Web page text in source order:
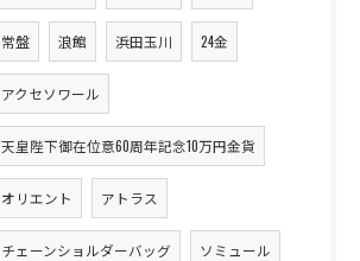
常盤 浪館 浜田玉川 24金
アクセソワール
天皇陛下御在位意60周年記念10万円金貨
オリエント アトラス
チェーンショルダーバッグ ソミュール